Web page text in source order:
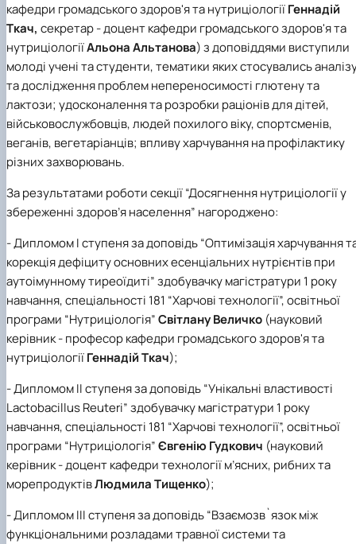
кафедри громадського здоров'я та нутриціологіїГеннадій
Ткач, секретар -доцент кафедри громадського здоров'я та
нутриціологіїАльона Альтанова) з доповіддями виступили
молоді учені та студенти, тематики яких стосувались
та дослідження проблем непереносимості глютену та
лактози; удосконалення та розробки раціонів для дітей,
військовослужбовців, людей похилого віку, спортсменів,
веганів, вегетаріанців; впливу харчування на профілактику
різних захворювань.
За результатами роботи секції “Досягнення нутриціології у
збереженні здоров’я населення” нагороджено:
- Дипломом І ступеня за доповідь “Оптимізація харчування
корекція дефіциту основних есенціальних нутрієнтів при
аутоімунному тиреоїдиті” здобувачку магістратури 1 року
навчання, спеціальності 181 “Харчові технології”, освітньої
програми “Нутриціологія”Світлану Величко (науковий
керівник - професор кафедри громадського здоров'я та
нутриціологіїГеннадій Ткач);
- Дипломом ІІ ступеня за доповідь “Унікальні властивості
Lactobacillus Reuteri” здобувачку магістратури 1 року
навчання, спеціальності 181 “Харчові технології”, освітньої
програми “Нутриціологія”ЄвгеніюГудкович (науковий
керівник - доцент кафедри технології м’ясних, рибних та
морепродуктівЛюдмила Тищенко);
- Дипломом ІІІ ступеня за доповідь “Взаємозв`язок між
функціональними розладами травної системи та